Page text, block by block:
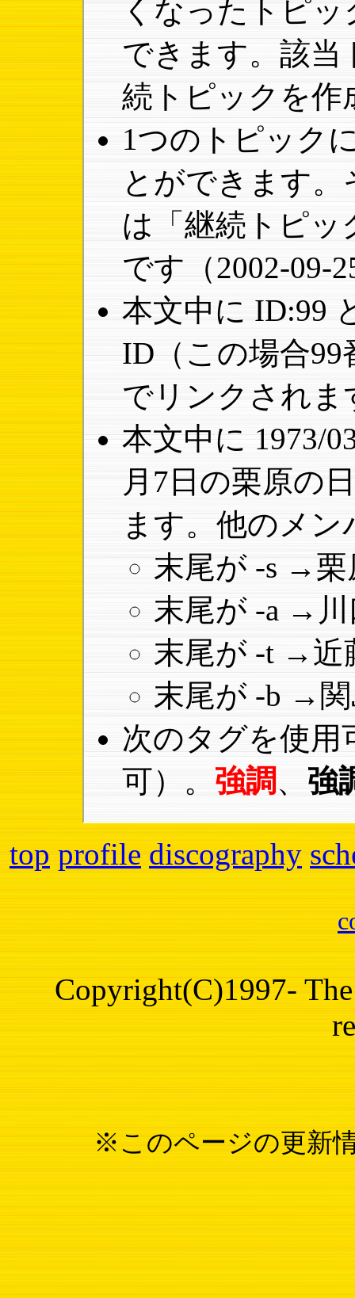
くなったトピ
できます。該当
続トピックを作
1つのトピック
とができます
は「継続トピッ
です（2002-09-
本文中に ID:99
ID（この場合
でリンクされま
本文中に 1973/
月7日の栗原の
ます。他のメ
末尾が -s →
末尾が -a →
末尾が -t →近
末尾が -b →
次のタグを使用
可）。 強調 、 強
top profile discography
Copyright(C)1997-
※このページの更新